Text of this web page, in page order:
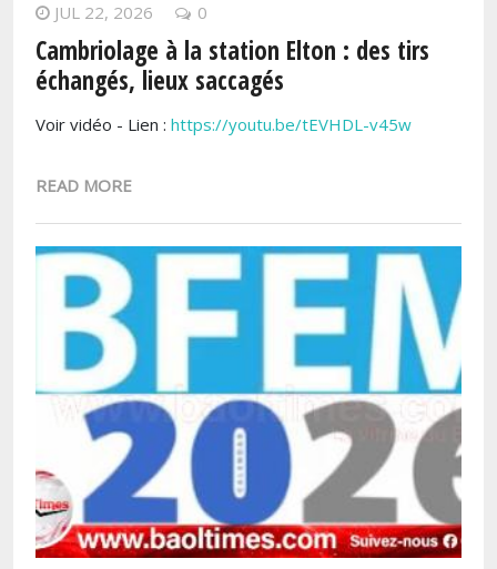
JUL 22, 2026 0
Cambriolage à la station Elton : des tirs
échangés, lieux saccagés
Voir vidéo - Lien : https://youtu.be/tEVHDL-v45w
READ MORE